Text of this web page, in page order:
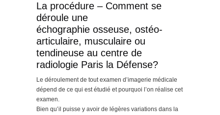
La procédure – Comment se
déroule une
échographie osseuse, ostéo-
articulaire, musculaire ou
tendineuse au centre de
radiologie Paris la Défense?
Le déroulement de tout examen d’imagerie médicale
dépend de ce qui est étudié et pourquoi l’on réalise cet
examen.
Bien qu’il puisse y avoir de légères variations dans la